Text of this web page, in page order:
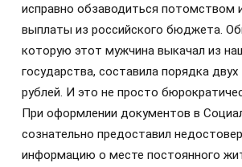
исправно обзаводиться потомством
выплаты из российского бюджета.
которую этот мужчина выкачал из
государства, составила порядка
рублей. И это не просто
При оформлении документов в
сознательно предоставил
информацию о месте постоянного